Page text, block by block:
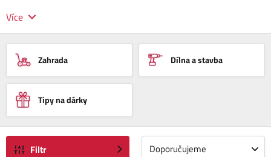
Více
Zahrada Dílna a stavba
Tipy na dárky
Filtr Doporučujeme